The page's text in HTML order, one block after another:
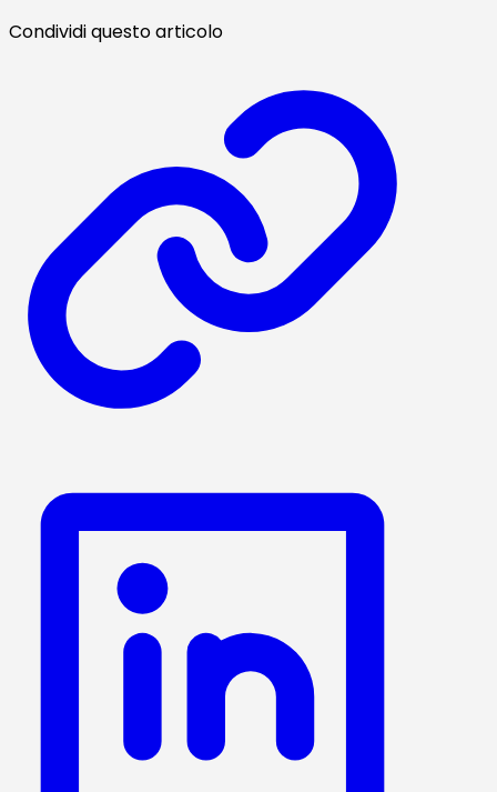
Condividi questo articolo